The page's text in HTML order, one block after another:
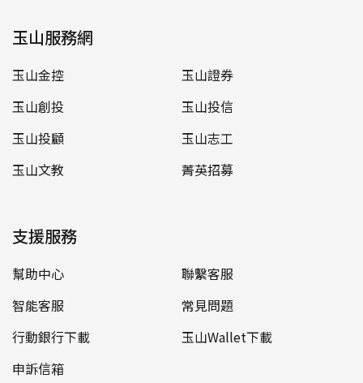
玉山服務網
玉山金控
玉山證券
玉山創投
玉山投信
玉山投顧
玉山志工
玉山文教
菁英招募
支援服務
幫助中心
聯繫客服
智能客服
常見問題
行動銀行下載
玉山Wallet下載
申訴信箱